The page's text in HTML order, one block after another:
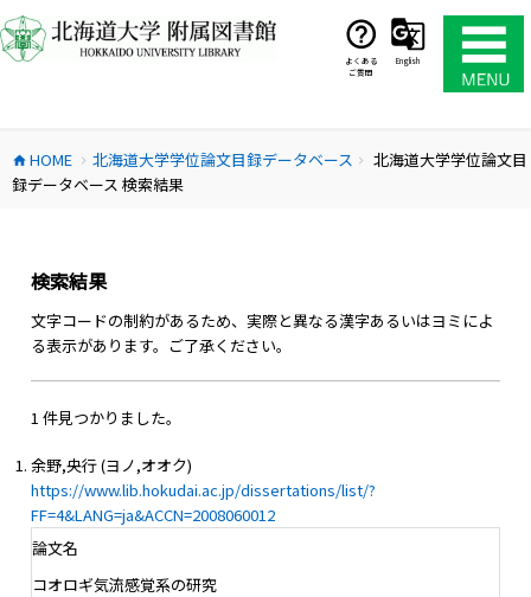
ン
テ
ス
キ
よくある
ご質問
English
home HOME chevron_right 北海道大学学位論文目録データベース chevron_right
北海道大学学位論文目
録データベース 検索結果
検索結果
文字コードの制約があるため、実際と異なる漢字あるいはヨミによ
る表示があります。ご了承ください。
1 件見つかりました。
余野,央行 (ヨノ,オオク)
https://www.lib.hokudai.ac.jp/dissertations/list/?
FF=4&LANG=ja&ACCN=2008060012
論文名
コオロギ気流感覚系の研究